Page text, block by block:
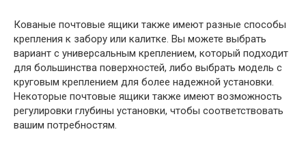
Кованые почтовые ящики также имеют разные способы
крепления к забору или калитке. Вы можете выбрать
вариант с универсальным креплением, который подходит
для большинства поверхностей, либо выбрать модель с
круговым креплением для более надежной установки.
Некоторые почтовые ящики также имеют возможность
регулировки глубины установки, чтобы соответствовать
вашим потребностям.